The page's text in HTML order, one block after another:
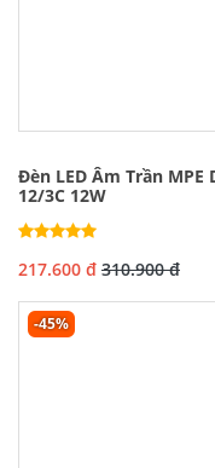
Đèn LED Âm Trần MPE
12/3C 12W
217.600 đ 310.900 đ
-45%